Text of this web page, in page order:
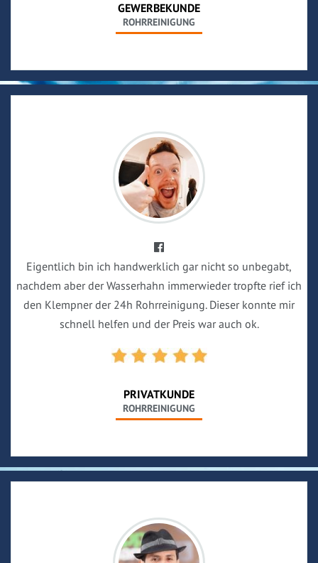
GEWERBEKUNDE
ROHRREINIGUNG
Eigentlich bin ich handwerklich gar nicht so unbegabt,
nachdem aber der Wasserhahn immerwieder tropfte rief ich
den Klempner der 24h Rohrreinigung. Dieser konnte mir
schnell helfen und der Preis war auch ok.
PRIVATKUNDE
ROHRREINIGUNG